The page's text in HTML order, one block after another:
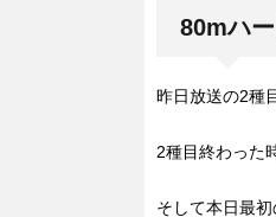
80mハ
昨日放送の2種
2種目終わった
そして本日最